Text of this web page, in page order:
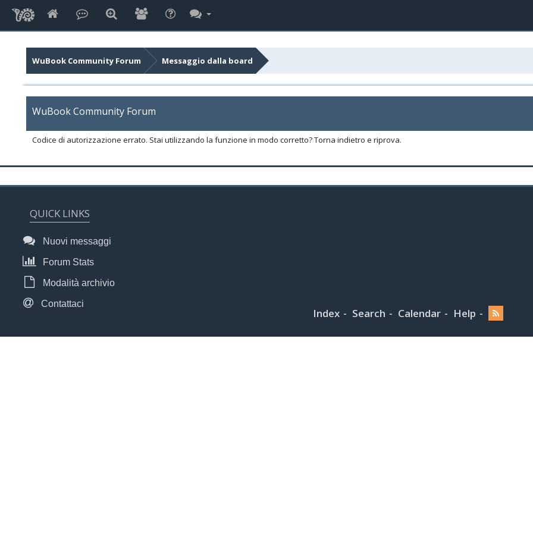
WuBook Community Forum Messaggio dalla board
WuBook Community Forum
Codice di autorizzazione errato. Stai utilizzando la funzione in modo corretto? Torna indietro e riprova.
QUICK LINKS
Nuovi messaggi
Forum Stats
Modalità archivio
Contattaci
Index Search Calendar Help